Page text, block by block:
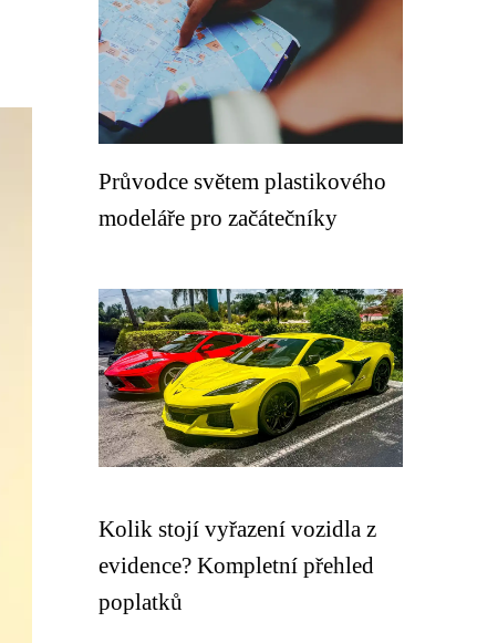
Průvodce světem plastikového
modeláře pro začátečníky
Kolik stojí vyřazení vozidla z
evidence? Kompletní přehled
poplatků